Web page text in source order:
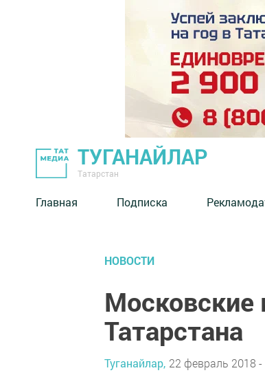
ТУГАНАЙЛАР
Татарстан
Главная Подписка
НОВОСТИ
Московские
Татарстана
Туганайлар, 22 февраль 2018 -